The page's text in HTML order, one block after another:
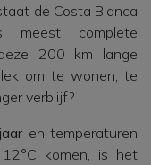
de Costa Blanca
meest complete
200 km lange
om te wonen, te
verblijf?
en temperaturen
komen, is het